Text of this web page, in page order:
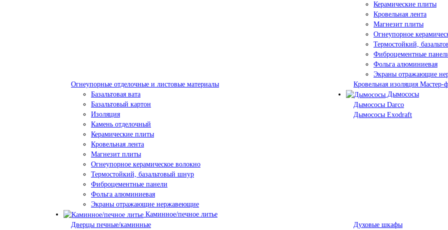
Керамические плиты
Кровельная лента
Магнезит плиты
Огнеупорное
Термостойкий,
Фиброцементные
Фольга алюминиевая
Экраны отражающие
Огнеупорные отделочные и листовые материалы
Базальтовая вата
Базальтовый картон
Изоляция
Камень отделочный
Керамические плиты
Кровельная лента
Магнезит плиты
Огнеупорное керамическое волокно
Термостойкий, базальтовый шнур
Фиброцементные панели
Фольга алюминиевая
Экраны отражающие нержавеющие
Кровельная изоляция Мастер-
Дымососы
Дымососы Darco
Дымососы Exodraft
Каминное/печное литье
Дверцы печные/каминные
Духовые шкафы